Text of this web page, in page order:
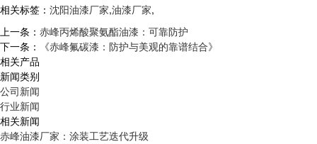
相关标签： 沈阳油漆厂家,油漆厂家,
上一条： 赤峰丙烯酸聚氨酯油漆：可靠防护
下一条：
《赤峰氟碳漆：防护与美观的靠谱结合》
相关产品
新闻类别
公司新闻
行业新闻
相关新闻
赤峰油漆厂家：涂装工艺迭代升级